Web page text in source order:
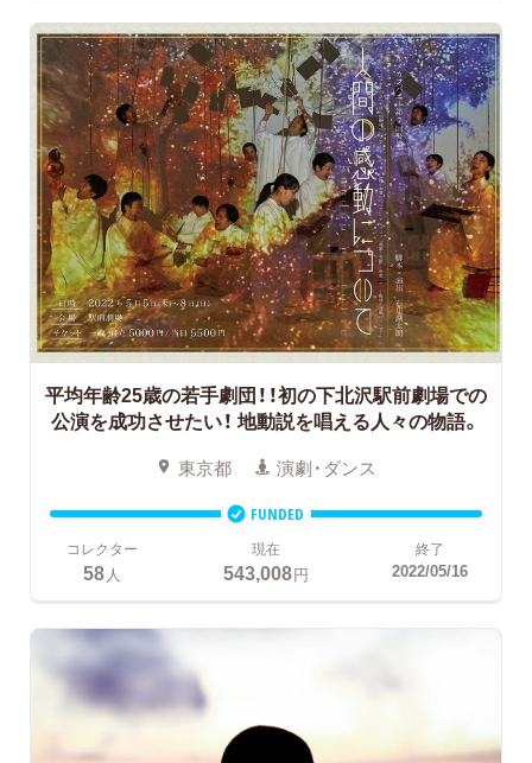
平均年齢25歳の若手劇団！！初の下北沢駅前劇場での
公演を成功させたい！ 地動説を唱える人々の物語。
東京都 演劇・ダンス
FUNDED
コレクター
58人
現在
543,008円
終了
2022/05/16